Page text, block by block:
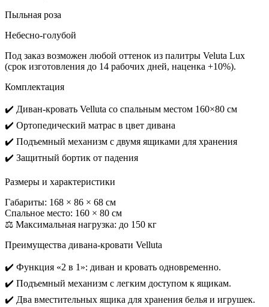
Пыльная роза
Небесно-голубой
Под заказ возможен любой оттенок из палитры Veluta Lux
(срок изготовления до 14 рабочих дней, наценка +10%).
Комплектация
✔️ Диван-кровать Velluta со спальным местом 160×80 см
✔️ Ортопедический матрас в цвет дивана
✔️ Подъемный механизм с двумя ящиками для хранения
✔️ Защитный бортик от падения
Размеры и характеристики
Габариты: 168 × 86 × 68 см
Спальное место: 160 × 80 см
⚖️ Максимальная нагрузка: до 150 кг
Преимущества дивана-кровати Velluta
✔️ Функция «2 в 1»: диван и кровать одновременно.
✔️ Подъемный механизм с легким доступом к ящикам.
✔️ Два вместительных ящика для хранения белья и игрушек.